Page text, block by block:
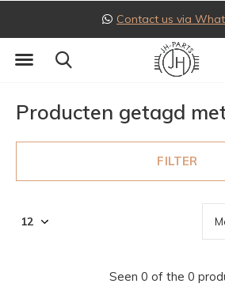
Contact us via
Producten getagd
FILTER
Seen 0 of the 0